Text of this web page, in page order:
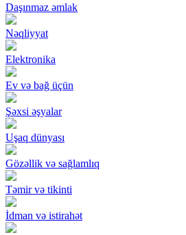
Daşınmaz əmlak
Nəqliyyat
Elektronika
Ev və bağ üçün
Şəxsi əşyalar
Uşaq dünyası
Gözəllik və sağlamlıq
Təmir və tikinti
İdman və istirahət